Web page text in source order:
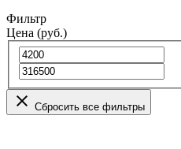
Фильтр
Цена (руб.)
Сбросить все фильтры